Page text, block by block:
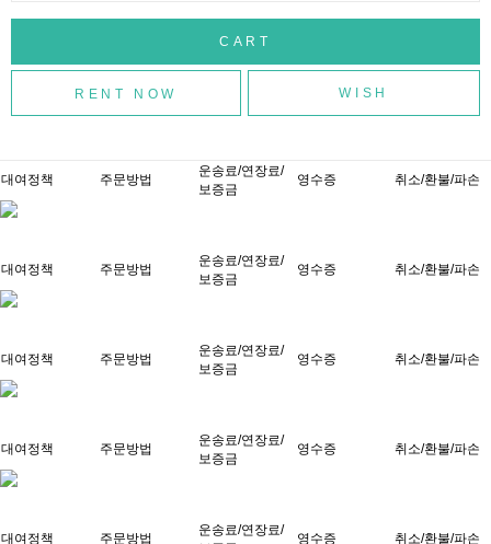
WISH
대여정책 주문방법
운송료/연장료/
보증금
영수증 취소/환불/파손
대여정책 주문방법
운송료/연장료/
보증금
영수증 취소/환불/파손
대여정책 주문방법
운송료/연장료/
보증금
영수증 취소/환불/파손
대여정책 주문방법
운송료/연장료/
보증금
영수증 취소/환불/파손
대여정책 주문방법
운송료/연장료/
영수증 취소/환불/파손